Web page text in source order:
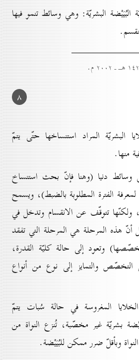
البُيَيْضة البشريّة: وهي وسائط تنمو فيها
۸
البشريّة المراد استنساخها حتّى يتمّ
منها.
وسائط دنيا (وهنا فإنّ بحث استنساخ
الفترة المطلوبة بالضبط)، ويسمح
ولكنّها تتوقّف عن الانقسام وتدخل في
هذه المرحلة هي المرحلة التي تفقد
وتعود إلى حالة كليّة القدرة،
والتمايز إلى نوع من أنواع
المغروسة في حالة سُبات يتمّ
بشريّة غير مخصّبة، تُنزع النواة من
وبأقلّ ضرر ممكن للبُيَيْضة.